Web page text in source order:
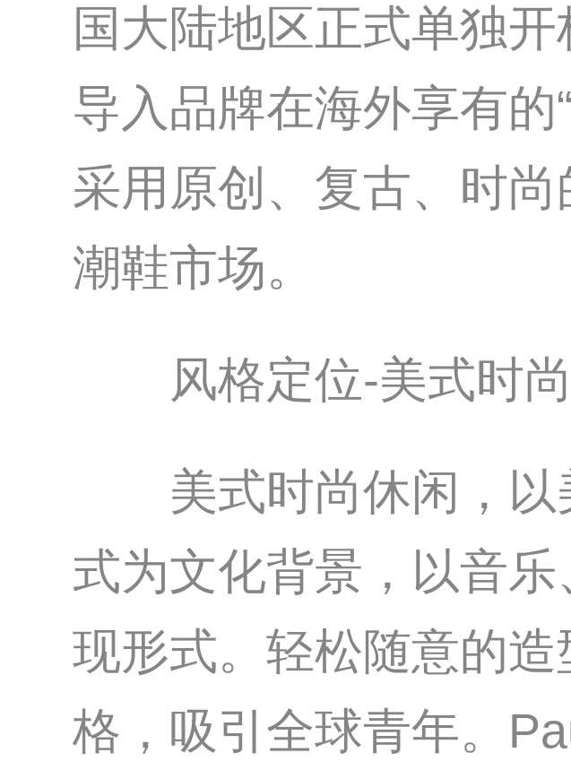
国大陆地区正式单独
导入品牌在海外享有的
采用原创、复古、时
潮鞋市场。
风格定位-美式时
美式时尚休闲，以
式为文化背景，以音
现形式。轻松随意的
格，吸引全球青年。